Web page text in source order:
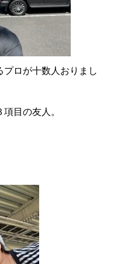
プロが十数人おりまし
目の友人。